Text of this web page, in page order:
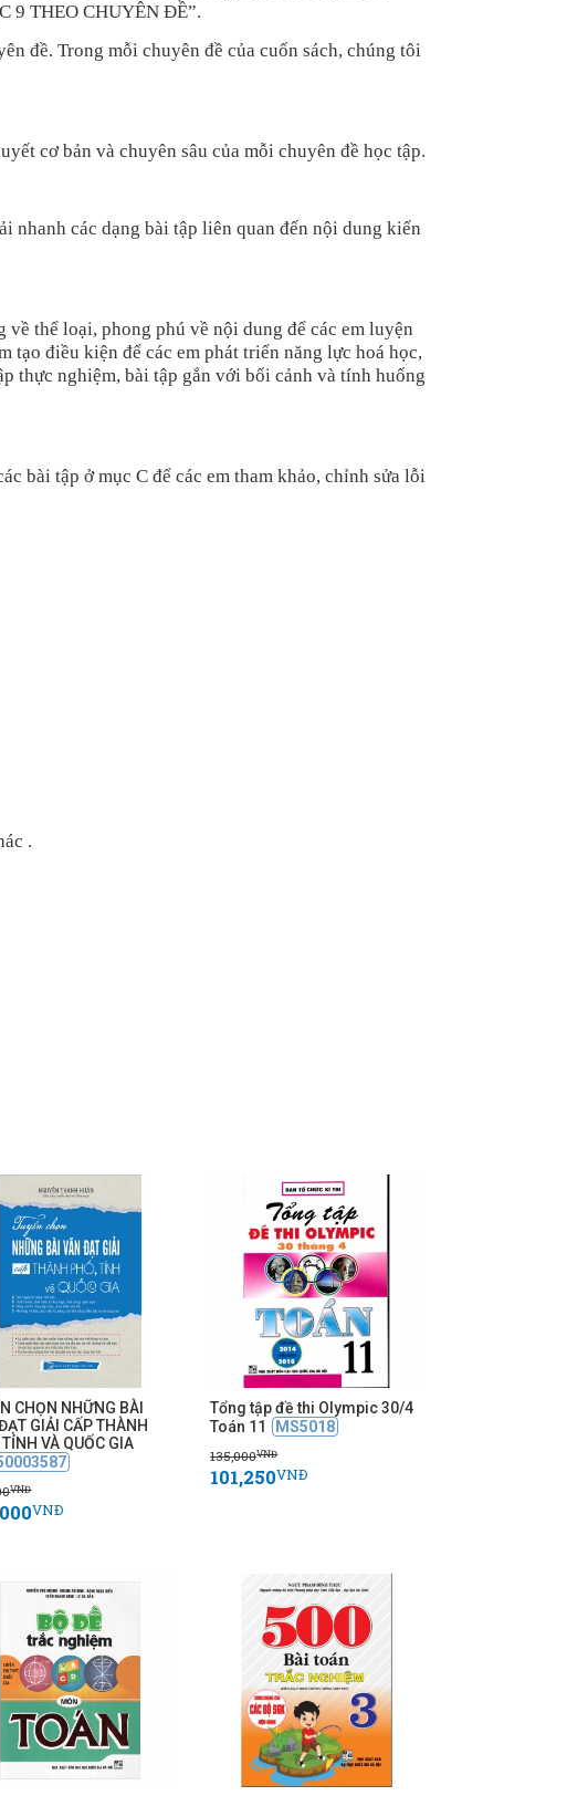
9 THEO CHUYÊN ĐỀ”.
đề. Trong mỗi chuyên đề của cuốn sách, chúng tôi
cơ bản và chuyên sâu của mỗi chuyên đề học tập.
nhanh các dạng bài tập liên quan đến nội dung kiến
về thể loại, phong phú về nội dung để các em luyện
tạo điều kiện để các em phát triển năng lực hoá học,
thực nghiệm, bài tập gắn với bối cảnh và tính huống
bài tập ở mục C để các em tham khảo, chỉnh sửa lỗi
.
CHỌN NHỮNG BÀI
GIẢI CẤP THÀNH
TỈNH VÀ QUỐC GIA
VNĐ
VNĐ
Tổng tập đề thi Olympic 30/4
Toán 11
MS5018
135,000VNĐ
101,250VNĐ